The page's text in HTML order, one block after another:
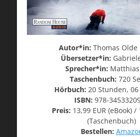
Autor*in: Thomas Olde
Übersetzer*in:
Sprecher*in:
Taschenbuch: 720
Hörbuch: 20 Stunden,
ISBN: 978-
Preis: 13,99 EUR (eBook) /
(Taschenbuch)
Bestellen: